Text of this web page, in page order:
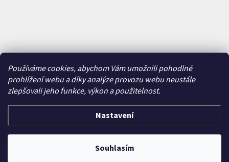
Používáme cookies, abychom Vám umožnili pohodlné
prohlížení webu a díky analýze provozu webu neustále
zlepšovali jeho funkce, výkon a použitelnost.
Nastavení
Souhlasím
Vytvořil Shoptet
Bajkavárna. Všechna práva vyhrazena.